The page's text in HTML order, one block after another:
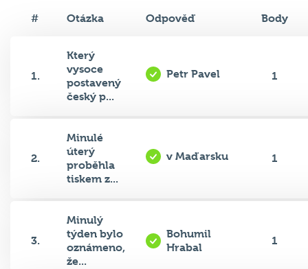
# Otázka Odpověď Body
1.
Který
vysoce
postavený
český p...
Petr Pavel 1
2.
Minulé
úterý
proběhla
tiskem z...
v Maďarsku 1
3.
Minulý
týden bylo
oznámeno,
že...
Bohumil
Hrabal
1